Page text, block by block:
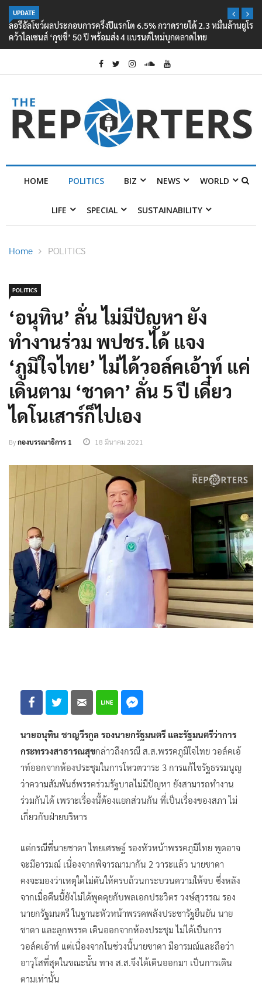
UPDATE
ลอรีอัลโชว์ผลประกอบการครึ่งปีแรกโต 6.5% กวาดรายได้ 2.3 หมื่นล้านยูโร
คว้าไลเซนส์ ‘กุชชี่’ 50 ปี พร้อมส่ง 4 แบรนด์ใหม่บุกตลาดไทย
HOME POLITICS BIZ NEWS WORLD
LIFE SPECIAL SUSTAINABILITY
Home POLITICS
POLITICS
‘อนุทิน’ ลั่น ไม่มีปัญหา ยัง
ทำงานร่วม พปชร.ได้ แจง
‘ภูมิใจไทย’ ไม่ได้วอล์คเอ้าท์ แค่
เดินตาม ‘ชาดา’ ลั่น 5 ปี เดี๋ยว
ไดโนเสาร์ก็ไปเอง
Byกองบรรณาธิการ 1 18 มีนาคม 2021
นายอนุทิน ชาญวีรกูล รองนายกรัฐมนตรี และรัฐมนตรีว่าการ
กระทรวงสาธารณสุขกล่าวถึงกรณี ส.ส.พรรคภูมิใจไทย วอล์คเอ้
าท์ออกจากห้องประชุมในการโหวตวาระ 3 การแก้ไขรัฐธรรมนูญ
ว่าความสัมพันธ์พรรคร่วมรัฐบาลไม่มีปัญหา ยังสามารถทำงาน
ร่วมกันได้ เพราะเรื่องนี้ต้องแยกส่วนกัน ที่เป็นเรื่องของสภา ไม่
เกี่ยวกับฝ่ายบริหาร
แต่กรณีที่นายชาดา ไทยเศรษฐ์ รองหัวหน้าพรรคภูมิไทย พูดอาจ
จะมีอารมณ์ เนื่องจากพิจารณามากัน 2 วาระแล้ว นายชาดา
คงจะมองว่าเหตุใดไม่ดันให้ครบถ้วนกระบวนความให้จบ ซึ่งหลัง
จากเมื่อคืนนี้ยังไม่ได้พูดคุยกับพลเอกประวิตร วงษ์สุวรรณ รอง
นายกรัฐมนตรี ในฐานะหัวหน้าพรรคพลังประชารัฐยืนยัน นาย
ชาดา และลูกพรรค เดินออกจากห้องประชุม ไม่ได้เป็นการ
วอล์คเอ้าท์ แต่เนื่องจากในช่วงนี้นายชาดา มีอารมณ์และถือว่า
อาวุโสที่สุดในขณะนั้น ทาง ส.ส.จึงได้เดินออกมา เป็นการเดิน
ตามเท่านั้น